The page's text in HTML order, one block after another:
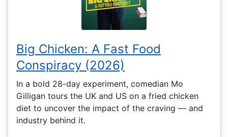
Big Chicken: A Fast Food
Conspiracy (2026)
In a bold 28-day experiment, comedian Mo
Gilligan tours the UK and US on a fried chicken
diet to uncover the impact of the craving — and
industry behind it.